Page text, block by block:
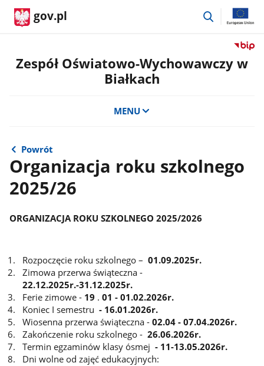
gov.pl
przejdź
Przejdź
do
Zespół Oświatowo-Wychowawczy w
Białkach
MENU
Powrót
Organizacja roku szkolnego
2025/26
ORGANIZACJA ROKU SZKOLNEGO 2025/2026
Rozpoczęcie roku szkolnego – 01.09.2025r.
Zimowa przerwa świąteczna -
22.12.2025r.-31.12.2025r.
Ferie zimowe - 19 . 01 - 01.02.2026r.
Koniec I semestru - 16.01.2026r.
Wiosenna przerwa świąteczna - 02.04 - 07.04.2026r.
Zakończenie roku szkolnego - 26.06.2026r.
Termin egzaminów klasy ósmej - 11-13.05.2026r.
Dni wolne od zajęć edukacyjnych: